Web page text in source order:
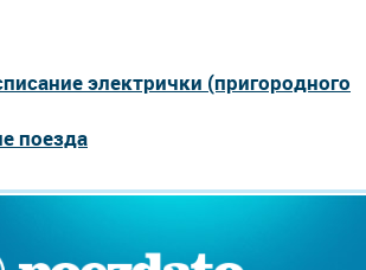
электрички (пригородного
поезда